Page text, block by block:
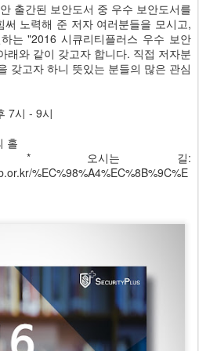
출간된 보안도서 중 우수 보안도서를
노력해 준 저자 여러분들을 모시고,
는 "2016 시큐리티플러스 우수 보안
래와 같이 갖고자 합니다. 직접 저자분
갖고자 하니 뜻있는 분들의 많은 관심
7시 - 9시
홀
는 길:
%EC%98%A4%EC%8B%9C%E